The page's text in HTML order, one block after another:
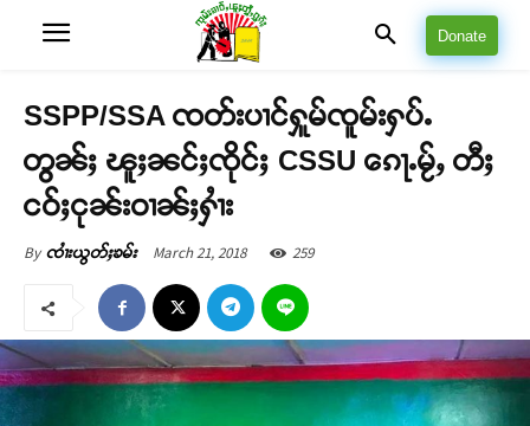
Donate
SSPP/SSA ၸတ်းပၢင်ႁူမ်ၸူမ်းႁပ်ႉ
တွၼ်ႈ ၽူႈၼင်ႈၸိုင်ႈ CSSU ၵေႃႉမႂ်ႇ တီႈ
ငဝ်ႈငုၼ်းဝၢၼ်ႈႁၢႆး
By ၸၢႆးယွတ်ႈၶမ်း March 21, 2018 259